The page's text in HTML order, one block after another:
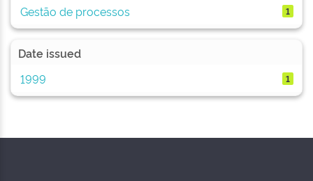
Gestão de processos 1
Date issued
1999
1